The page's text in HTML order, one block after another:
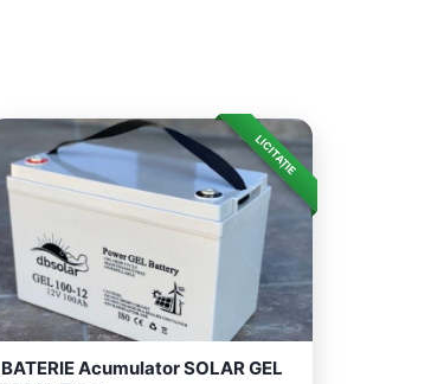
LICITAȚIE
BATERIE Acumulator SOLAR GEL